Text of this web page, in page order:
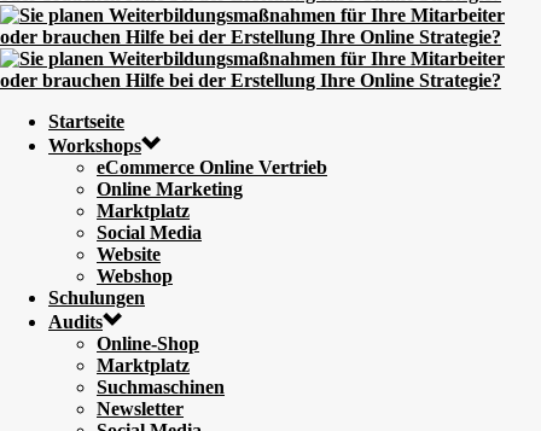
Startseite
Workshops
eCommerce Online Vertrieb
Online Marketing
Marktplatz
Social Media
Website
Webshop
Schulungen
Audits
Online-Shop
Marktplatz
Suchmaschinen
Newsletter